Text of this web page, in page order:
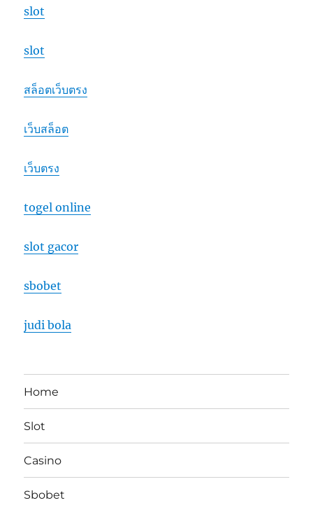
slot
slot
สล็อตเว็บตรง
เว็บสล็อต
เว็บตรง
togel online
slot gacor
sbobet
judi bola
Home
Slot
Casino
Sbobet